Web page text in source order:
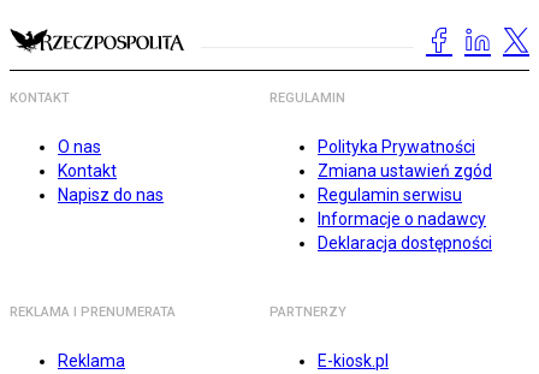
KONTAKT
O nas
Kontakt
Napisz do nas
REGULAMIN
Polityka Prywatności
Zmiana ustawień zgód
Regulamin serwisu
Informacje o nadawcy
Deklaracja dostępności
REKLAMA I PRENUMERATA
Reklama
PARTNERZY
E-kiosk.pl